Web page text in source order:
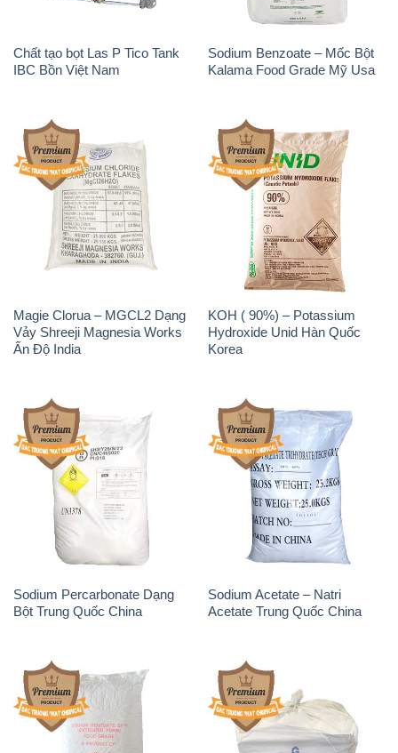
Chất tạo bọt Las P Tico Tank
IBC Bồn Việt Nam
Sodium Benzoate – Mốc Bột
Kalama Food Grade Mỹ Usa
Magie Clorua – MGCL2 Dạng
Vảy Shreeji Magnesia Works
Ấn Độ India
KOH ( 90%) – Potassium
Hydroxide Unid Hàn Quốc
Korea
Sodium Percarbonate Dạng
Bột Trung Quốc China
Sodium Acetate – Natri
Acetate Trung Quốc China